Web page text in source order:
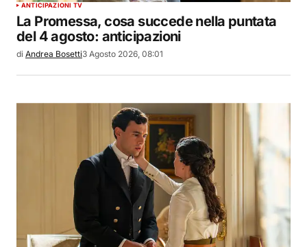
ANTICIPAZIONI TV
La Promessa, cosa succede nella puntata
del 4 agosto: anticipazioni
di Andrea Bosetti3 Agosto 2026, 08:01